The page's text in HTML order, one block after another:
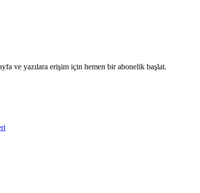
ve yazılara erişim için hemen bir abonelik başlat.